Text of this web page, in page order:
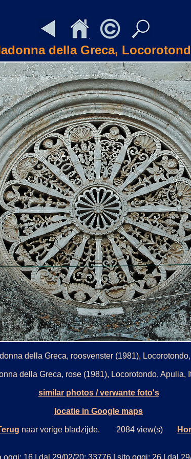
della Greca,
della Greca, roosvenster (1981),
della Greca, rose (1981), Locorotondo,
similar photos / verwante foto's
locatie in Google maps
naar vorige bladzijde. 2084 view(s)
oggi: 16 | dal 29/02/20: 33776 | sito oggi: 26 | dal